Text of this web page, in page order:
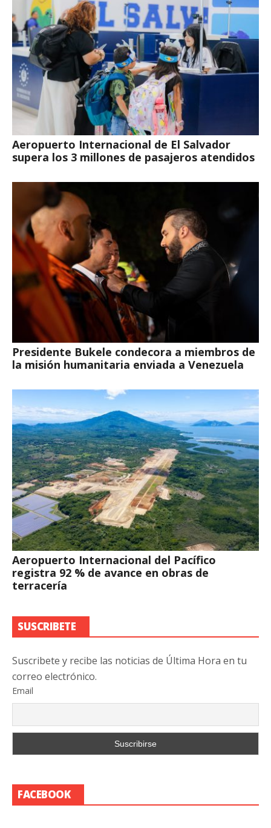
Aeropuerto Internacional de El Salvador
supera los 3 millones de pasajeros atendidos
Presidente Bukele condecora a miembros de
la misión humanitaria enviada a Venezuela
Aeropuerto Internacional del Pacífico
registra 92 % de avance en obras de
terracería
SUSCRIBETE
Suscribete y recibe las noticias de Última Hora en tu
correo electrónico.
Email
FACEBOOK